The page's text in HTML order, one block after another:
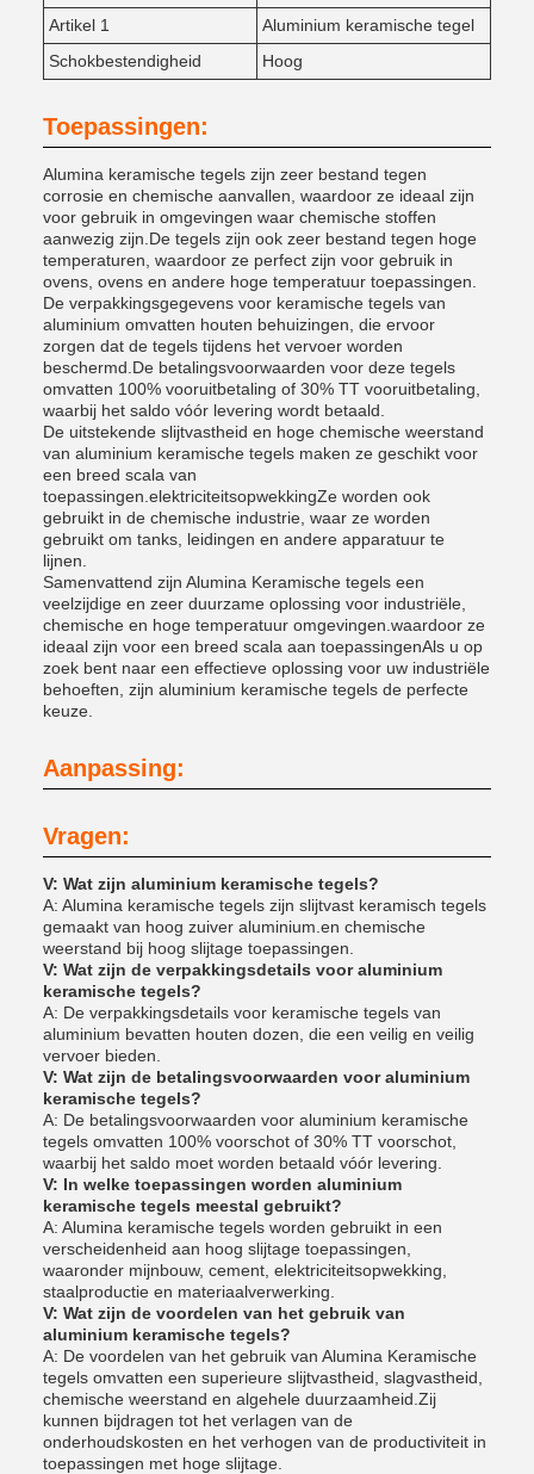
Artikel 1
Aluminium keramische tegel
Schokbestendigheid
Hoog
Toepassingen:
Alumina keramische tegels zijn zeer bestand tegen
corrosie en chemische aanvallen, waardoor ze ideaal zijn
voor gebruik in omgevingen waar chemische stoffen
aanwezig zijn.De tegels zijn ook zeer bestand tegen hoge
temperaturen, waardoor ze perfect zijn voor gebruik in
ovens, ovens en andere hoge temperatuur toepassingen.
De verpakkingsgegevens voor keramische tegels van
aluminium omvatten houten behuizingen, die ervoor
zorgen dat de tegels tijdens het vervoer worden
beschermd.De betalingsvoorwaarden voor deze tegels
omvatten 100% vooruitbetaling of 30% TT vooruitbetaling,
waarbij het saldo vóór levering wordt betaald.
De uitstekende slijtvastheid en hoge chemische weerstand
van aluminium keramische tegels maken ze geschikt voor
een breed scala van
toepassingen.elektriciteitsopwekkingZe worden ook
gebruikt in de chemische industrie, waar ze worden
gebruikt om tanks, leidingen en andere apparatuur te
lijnen.
Samenvattend zijn Alumina Keramische tegels een
veelzijdige en zeer duurzame oplossing voor industriële,
chemische en hoge temperatuur omgevingen.waardoor ze
ideaal zijn voor een breed scala aan toepassingenAls u op
zoek bent naar een effectieve oplossing voor uw industriële
behoeften, zijn aluminium keramische tegels de perfecte
keuze.
Aanpassing:
Vragen:
V: Wat zijn aluminium keramische tegels?
A: Alumina keramische tegels zijn slijtvast keramisch tegels
gemaakt van hoog zuiver aluminium.en chemische
weerstand bij hoog slijtage toepassingen.
V: Wat zijn de verpakkingsdetails voor aluminium
keramische tegels?
A: De verpakkingsdetails voor keramische tegels van
aluminium bevatten houten dozen, die een veilig en veilig
vervoer bieden.
V: Wat zijn de betalingsvoorwaarden voor aluminium
keramische tegels?
A: De betalingsvoorwaarden voor aluminium keramische
tegels omvatten 100% voorschot of 30% TT voorschot,
waarbij het saldo moet worden betaald vóór levering.
V: In welke toepassingen worden aluminium
keramische tegels meestal gebruikt?
A: Alumina keramische tegels worden gebruikt in een
verscheidenheid aan hoog slijtage toepassingen,
waaronder mijnbouw, cement, elektriciteitsopwekking,
staalproductie en materiaalverwerking.
V: Wat zijn de voordelen van het gebruik van
aluminium keramische tegels?
A: De voordelen van het gebruik van Alumina Keramische
tegels omvatten een superieure slijtvastheid, slagvastheid,
chemische weerstand en algehele duurzaamheid.Zij
kunnen bijdragen tot het verlagen van de
onderhoudskosten en het verhogen van de productiviteit in
toepassingen met hoge slijtage.